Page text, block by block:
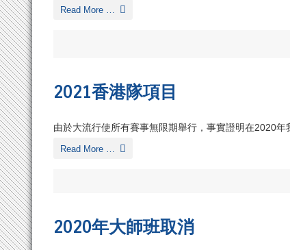
Read More …
2021香港隊項目
由於大流行使所有賽事無限期舉行，事實證明在2020
Read More …
2020年大師班取消